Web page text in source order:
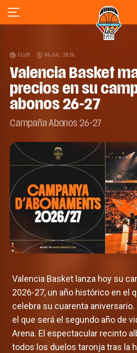
CLUB 06 JUL. 2026
Valencia Basket
precios en su
abonos 26-27
Campaña Abonos 26-27
Valencia Basket lanza hoy su
2026-27, un año histórico en el
celebra su cuarenta
el que será el segundo año de
Arena. El espectacular recinto
todos los duelos taronja tras la